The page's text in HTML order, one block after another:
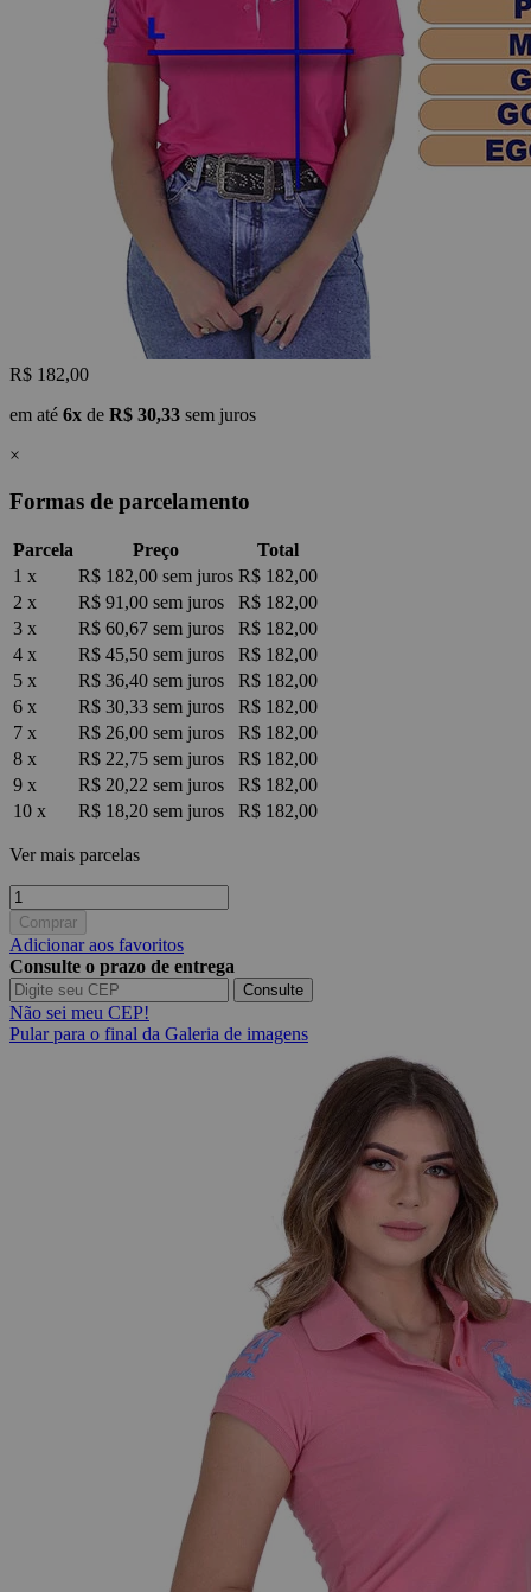
R$ 182,00
em até 6x de R$ 30,33 sem juros
×
Formas de parcelamento
Parcela Preço
Total
1 x
R$ 182,00 sem juros R$ 182,00
2 x
R$ 91,00 sem juros
R$ 182,00
3 x
R$ 60,67 sem juros
R$ 182,00
4 x
R$ 45,50 sem juros
R$ 182,00
5 x
R$ 36,40 sem juros
R$ 182,00
6 x
R$ 30,33 sem juros
R$ 182,00
7 x
R$ 26,00 sem juros
R$ 182,00
8 x
R$ 22,75 sem juros
R$ 182,00
9 x
R$ 20,22 sem juros
R$ 182,00
10 x
R$ 18,20 sem juros R$ 182,00
Ver mais parcelas
Comprar
Adicionar aos favoritos
Consulte o prazo de entrega
Consulte
Não sei meu CEP!
Pular para o final da Galeria de imagens